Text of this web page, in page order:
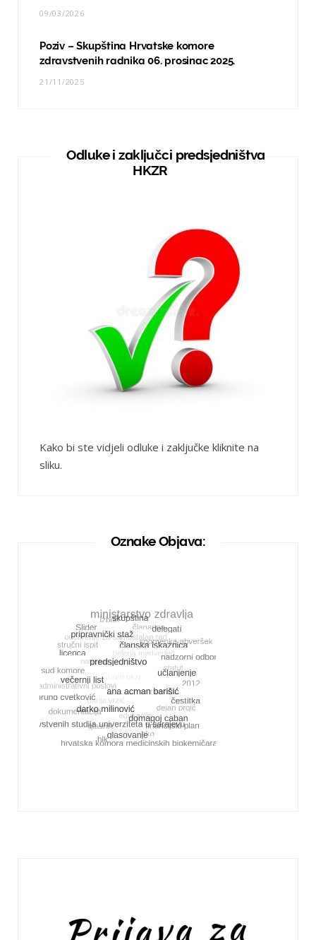
09/03/2026
Poziv – Skupština Hrvatske komore
zdravstvenih radnika 06. prosinac 2025.
21/11/2025
Odluke i zaključci predsjedništva
HKZR
Kako bi ste vidjeli odluke i zaključke kliknite na
sliku.
Oznake Objava: